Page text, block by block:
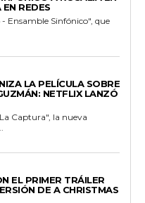
REDES
Ensamble Sinfónico", que
LA PELÍCULA SOBRE
NETFLIX LANZÓ
Captura", la nueva
EL PRIMER TRÁILER
DE A CHRISTMAS